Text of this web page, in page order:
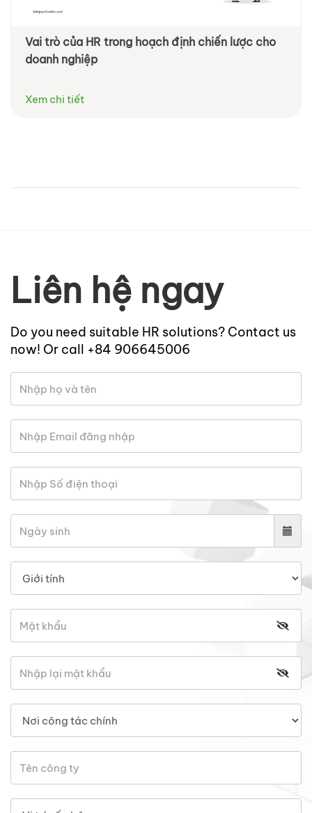
Vai trò của HR trong hoạch định chiến lược cho
doanh nghiệp
Xem chi tiết
Xây dựng thương hiệu nhà tuyển dụng -
Employer Branding bằng Linkedin
Xem chi tiết
Liên hệ ngay
Do you need suitable HR solutions? Contact us
now! Or call +84 906645006